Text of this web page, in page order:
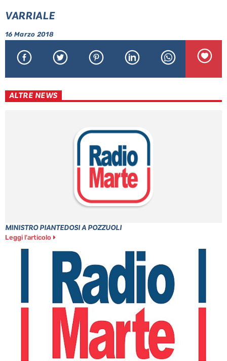
VARRIALE
16 Marzo 2018
ALTRE NEWS
MINISTRO PIANTEDOSI A POZZUOLI
Leggi l'articolo